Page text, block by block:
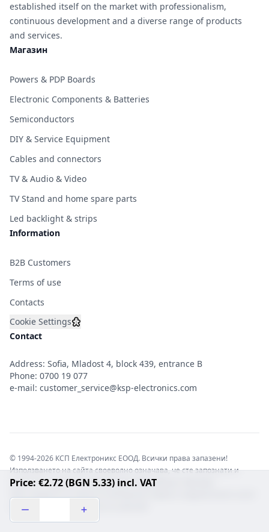
Price: €2.72 (BGN 5.33) incl. VAT
established itself on the market with professionalism,
continuous development and a diverse range of products
and services.
Магазин
Powers & PDP Boards
Electronic Components & Batteries
Semiconductors
DIY & Service Equipment
Cables and connectors
TV & Audio & Video
TV Stand and home spare parts
Led backlight & strips
Information
B2B Customers
Terms of use
Contacts
Cookie Settings
Contact
Address: Sofia, Mladost 4, block 439, entrance B
Phone: 0700 19 077
e-mail: customer_service@ksp-electronics.com
© 1994-2026 КСП Електроникс ЕООД. Всички права запазени!
Използването на сайта своеволно означава, че сте запознати и
съгласни с правната информация обвързваща софтуера.
отговорност с цялата сила на закона!b